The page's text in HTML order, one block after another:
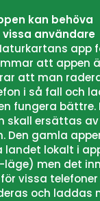
kan behöva
användare
app
att appen
att man
i så fall och
fungera bättre.
skall ersättas av
Den gamla
landet lokalt i
men det
vissa
och laddas